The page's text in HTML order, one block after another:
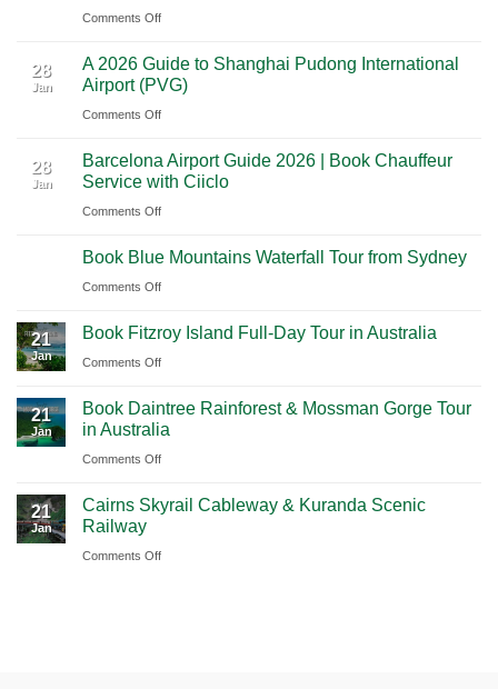
National
Cultural
Across
Southern
Mexico
Highlights:
Luxury
Travel
Journey
Playa
del
Carmen
Tulum
Comments Offon
2026
Guide
to
International
Airport
(BNA)
28
Jan
A 2026 Guide to Shanghai Pudong International
Airport (PVG)
Comments Offon
2026
Guide
to
Pudong
International
(PVG)
28
Jan
Barcelona Airport Guide 2026 | Book Chauffeur
Service with Ciiclo
Comments Offon
Airport
Guide
|
Book
Service
with
Ciiclo
Book Blue Mountains Waterfall Tour from Sydney
Comments Offon
Blue
Mountains
Tour
from
Sydney
21
Jan
Book Fitzroy Island Full-Day Tour in Australia
Comments Offon
Fitzroy
Island
Full-
Tour
Australia
21
Jan
Book Daintree Rainforest & Mossman Gorge Tour
in Australia
Comments Offon
Daintree
&
21
Jan
Cairns Skyrail Cableway & Kuranda Scenic
Railway
Comments Offon